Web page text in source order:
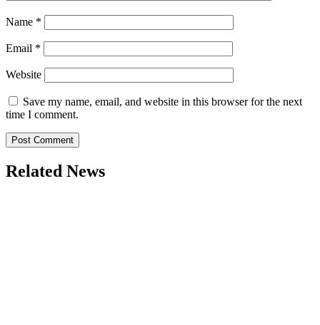
Name *
Email *
Website
Save my name, email, and website in this browser for the next
time I comment.
Related News